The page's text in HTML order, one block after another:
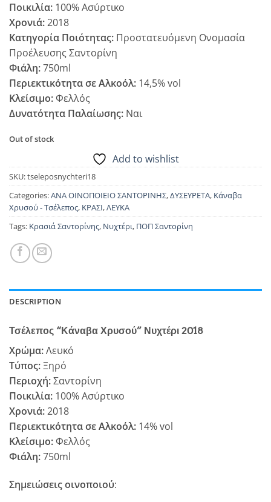
Ποικιλία: 100% Ασύρτικο
Χρονιά:2018
Κατηγορία Ποιότητας: Προστατευόμενη Ονομασία
Προέλευσης Σαντορίνη
Φιάλη:750ml
Περιεκτικότητα σε Αλκοόλ: 14,5% vol
Κλείσιμο:Φελλός
Δυνατότητα Παλαίωσης: Ναι
Out of stock
Add to wishlist
SKU:tseleposnychteri18
Categories:ΑΝΑ ΟΙΝΟΠΟΙΕΙΟ ΣΑΝΤΟΡΙΝΗΣ,ΔΥΣΕΥΡΕΤΑ, Κάναβα
Χρυσού - Τσέλεπος, ΚΡΑΣΙ,ΛΕΥΚΑ
Tags: Κρασιά Σαντορίνης, Νυχτέρι, ΠΟΠ Σαντορίνη
DESCRIPTION
Τσέλεπος “Κάναβα Χρυσού” Νυχτέρι 2018
Χρώμα:Λευκό
Τύπος:Ξηρό
Περιοχή:Σαντορίνη
Ποικιλία: 100% Ασύρτικο
Χρονιά:2018
Περιεκτικότητα σε Αλκοόλ: 14% vol
Κλείσιμο:Φελλός
Φιάλη:750ml
Σημειώσεις οινοποιού: